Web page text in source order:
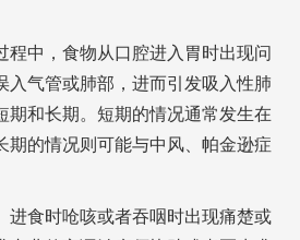
程中，食物从口腔进入胃时出现问
入气管或肺部，进而引发吸入性肺
期和长期。短期的情况通常发生在
期的情况则可能与中风、帕金逊症
进食时呛咳或者吞咽时出现痛楚或